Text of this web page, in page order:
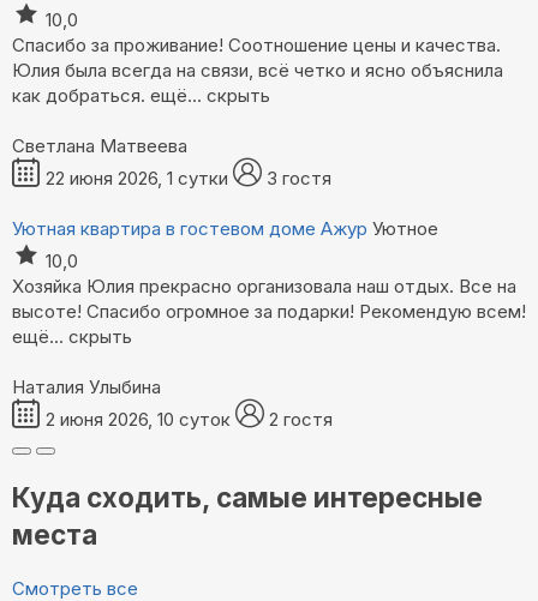
10,0
Спасибо за проживание! Соотношение цены и качества.
Юлия была всегда на связи, всё четко и ясно объяснила
как добраться. ещё... скрыть
Светлана Матвеева
22 июня 2026, 1 сутки
3 гостя
Уютная квартира в гостевом доме Ажур Уютное
10,0
Хозяйка Юлия прекрасно организовала наш отдых. Все на
высоте! Спасибо огромное за подарки! Рекомендую всем!
ещё... скрыть
Наталия Улыбина
2 июня 2026, 10 суток
2 гостя
Куда сходить, самые интересные
места
Смотреть все